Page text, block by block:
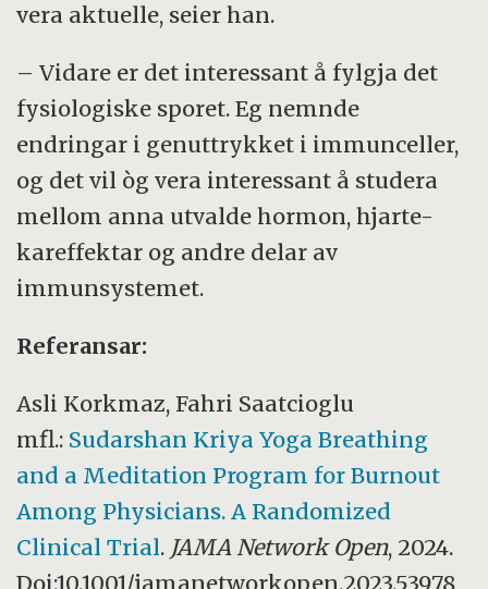
vera aktuelle, seier han.
– Vidare er det interessant å fylgja det
fysiologiske sporet. Eg nemnde
endringar i genuttrykket i immunceller,
og det vil òg vera interessant å studera
mellom anna utvalde hormon, hjarte-
kareffektar og andre delar av
immunsystemet.
Referansar:
Asli Korkmaz, Fahri Saatcioglu
mfl.: Sudarshan Kriya Yoga Breathing
and a Meditation Program for Burnout
Among Physicians. A Randomized
Clinical Trial. JAMA Network Open, 2024.
Doi:10.1001/jamanetworkopen.2023.53978